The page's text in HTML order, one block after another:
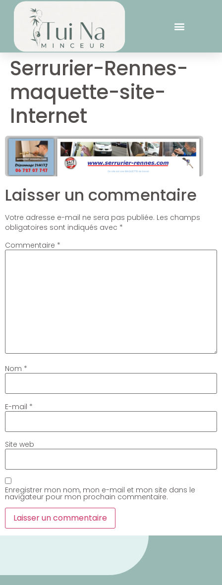
Serrurier-Rennes-
maquette-site-
Internet
Laisser un commentaire
Votre adresse e-mail ne sera pas publiée. Les champs
obligatoires sont indiqués avec *
Commentaire *
Nom *
E-mail *
Site web
Enregistrer mon nom, mon e-mail et mon site dans le
navigateur pour mon prochain commentaire.